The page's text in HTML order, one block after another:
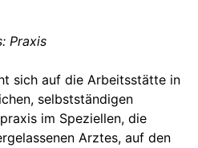
Praxis
sich auf die Arbeitsstätte in
selbstständigen
im Speziellen, die
Arztes, auf den